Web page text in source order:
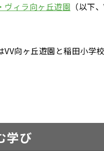
ヴィラ向ヶ丘遊園 （以下
向ヶ丘遊園と稲田小学
学び